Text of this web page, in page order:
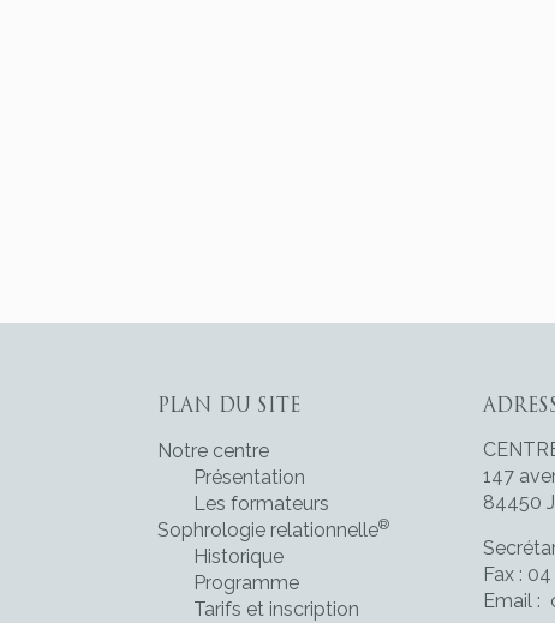
PLAN DU SITE
Notre centre
Présentation
Les formateurs
Sophrologie relationnelle®
Historique
Programme
Tarifs et inscription
147
84450
Fax :
Email :